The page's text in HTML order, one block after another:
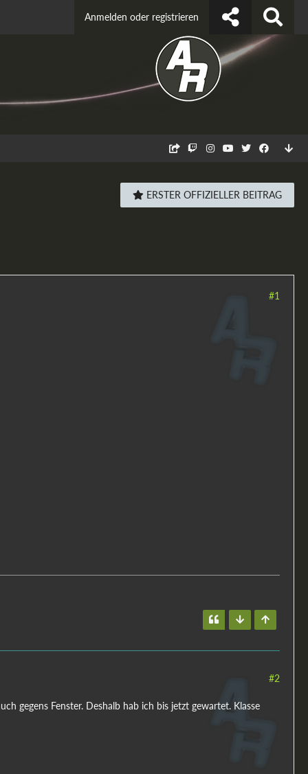
Anmelden oder registrieren
ERSTER OFFIZIELLER BEITRAG
#1
#2
gegens Fenster. Deshalb hab ich bis jetzt gewartet. Klasse